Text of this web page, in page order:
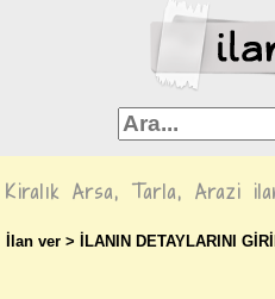
Kiralık Arsa, Tarla, Arazi
İlan ver > İLANIN DETAYLARINI